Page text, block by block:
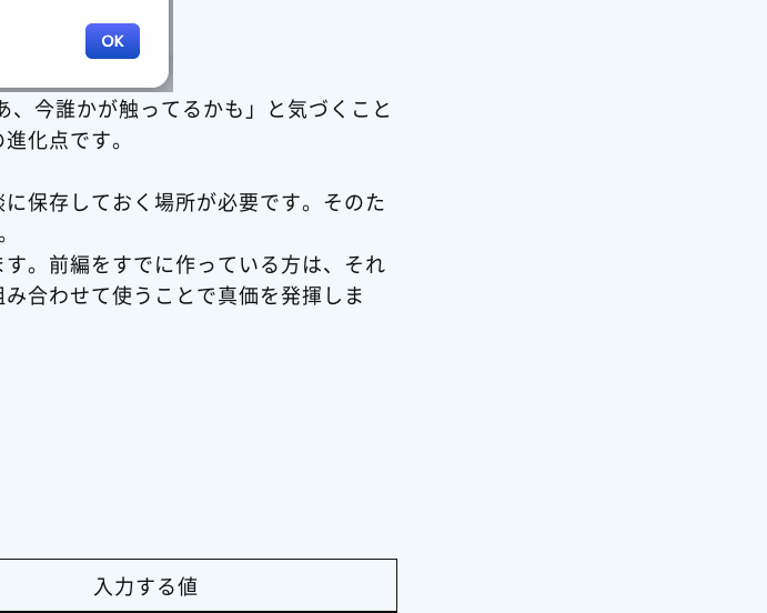
今誰かが触ってるかも」と気づくこと
化点です。
保存しておく場所が必要です。そのた
。前編をすでに作っている方は、それ
合わせて使うことで真価を発揮しま
入力する値